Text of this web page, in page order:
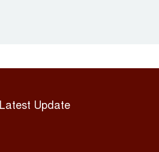
Latest Update